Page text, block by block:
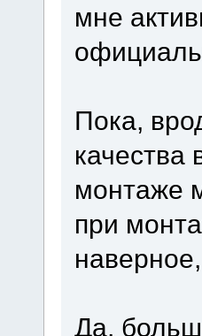
мне
Пока,
качества
монтаже
при
Да,